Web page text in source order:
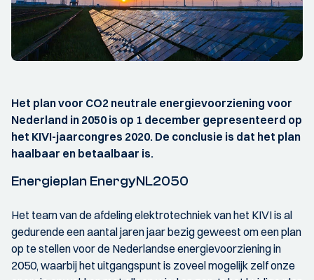
Het plan voor CO2 neutrale energievoorziening voor
Nederland in 2050 is op 1 december gepresenteerd op
het KIVI-jaarcongres 2020. De conclusie is dat het plan
haalbaar en betaalbaar is.
Energieplan EnergyNL2050
Het team van de afdeling elektrotechniek van het KIVI is al
gedurende een aantal jaren jaar bezig geweest om een plan
op te stellen voor de Nederlandse energievoorziening in
2050, waarbij het uitgangspunt is zoveel mogelijk zelf onze